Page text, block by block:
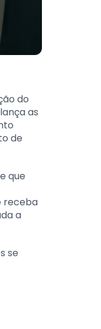
do
as
de
que
receba
a
se